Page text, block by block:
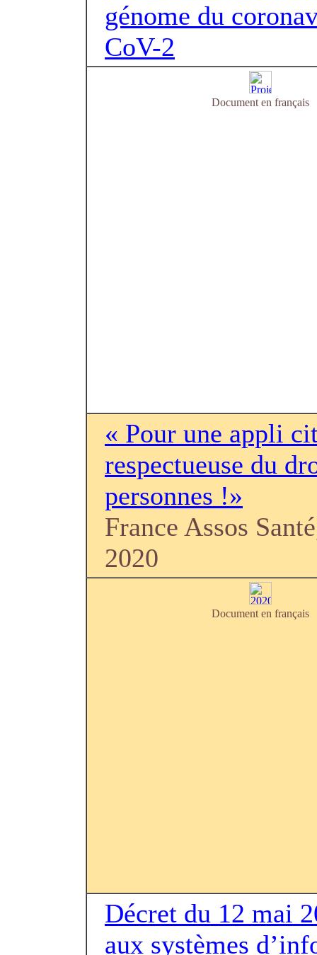
génome du
CoV-2
Document en français
« Pour une appli
respectueuse du
personnes !»
France Assos
2020
Document en français
Décret du 12 mai
aux systèmes